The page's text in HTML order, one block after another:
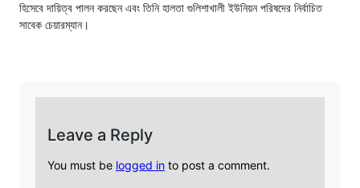
হিসেবে দায়িত্ব পালন করছেন এবং তিনি হালতা গুলিশাখালী ইউনিয়ন পরিষদের নির্বাচিত
সাবেক চেয়ারম্যান।
Leave a Reply
You must be logged in to post a comment.